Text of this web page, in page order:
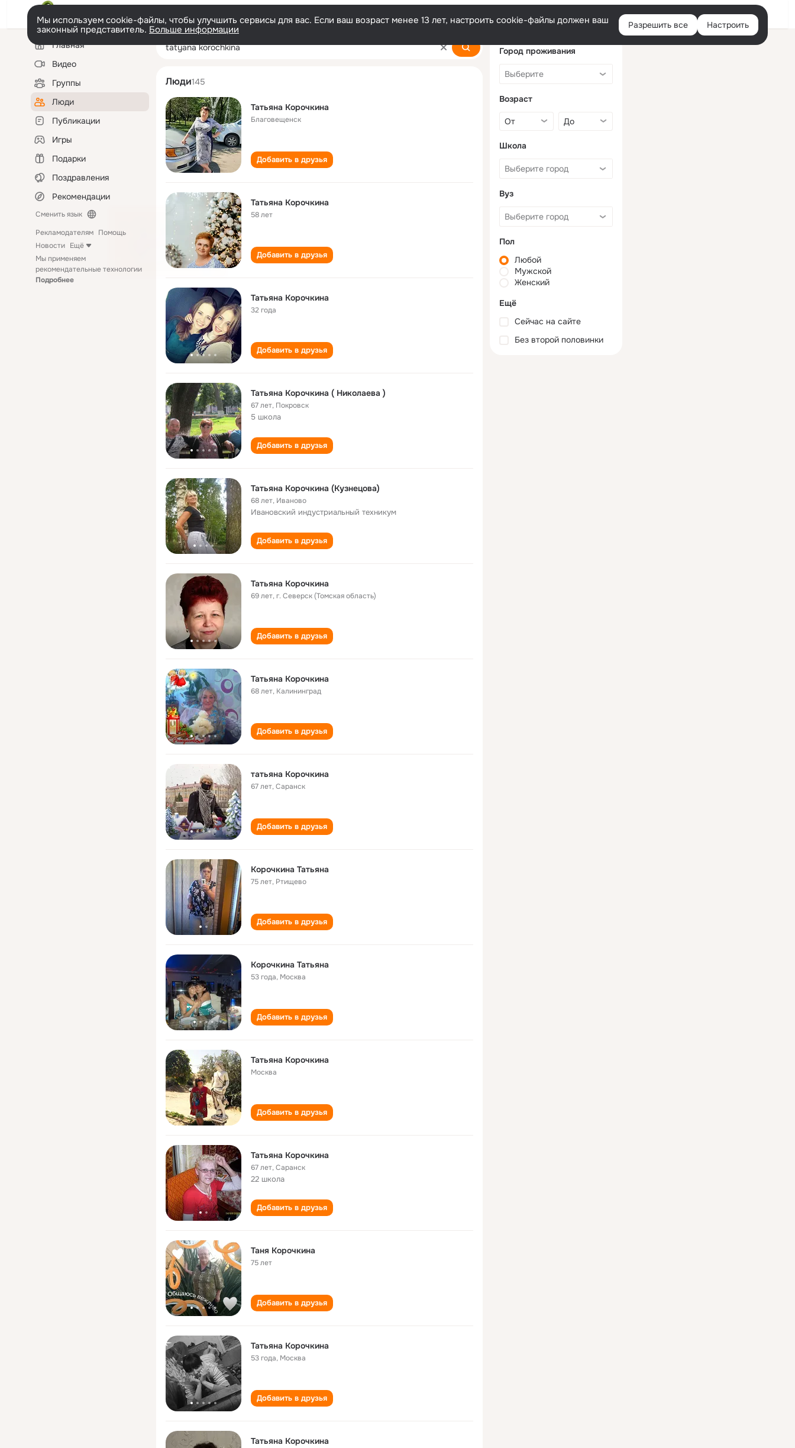
Войти
Мы используем cookie-файлы, чтобы улучшить сервисы для вас. Если ваш возраст менее 13 лет, настроить cookie-файлы должен ваш
законный представитель. Больше информации Разрешить все Настроить
Левая
колонкаГлавная
Видео
Группы
Люди
Публикации
Игры
Подарки
Поздравления
Рекомендации
Сменить язык
Рекламодателям Помощь
Новости Ещё
Мы применяем
рекомендательные технологии
Подробнее
tatyana korochkina
Люди145
Татьяна Корочкина
Благовещенск
Добавить в друзья
Татьяна Корочкина
58 лет
Добавить в друзья
Татьяна Корочкина
32 года
Добавить в друзья
Татьяна Корочкина ( Николаева )
67 лет, Покровск
5 школа
Добавить в друзья
Татьяна Корочкина (Кузнецова)
68 лет, Иваново
Ивановский индустриальный техникум
Добавить в друзья
Татьяна Корочкина
69 лет,г. Северск (Томская область)
Добавить в друзья
Татьяна Корочкина
68 лет, Калининград
Добавить в друзья
татьяна Корочкина
67 лет,Саранск
Добавить в друзья
Корочкина Татьяна
75 лет, Ртищево
Добавить в друзья
Корочкина Татьяна
53 года, Москва
Добавить в друзья
Татьяна Корочкина
Москва
Добавить в друзья
Татьяна Корочкина
67 лет,Саранск
22 школа
Добавить в друзья
Таня Корочкина
75 лет
Добавить в друзья
Татьяна Корочкина
53 года, Москва
Добавить в друзья
Татьяна Корочкина
Город проживания
Возраст
Школа
Вуз
Пол
Любой
Мужской
Женский
Ещё
Сейчас на сайте
Без второй половинки